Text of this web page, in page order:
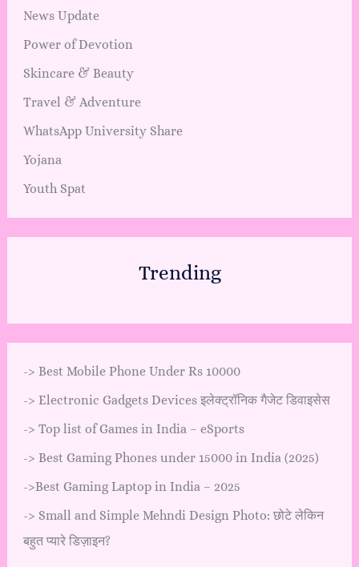
News Update
Power of Devotion
Skincare & Beauty
Travel & Adventure
WhatsApp University Share
Yojana
Youth Spat
Trending
-> Best Mobile Phone Under Rs 10000
-> Electronic Gadgets Devices इलेक्ट्रॉनिक गैजेट डिवाइसेस
-> Top list of Games in India – eSports
-> Best Gaming Phones under 15000 in India (2025)
->Best Gaming Laptop in India – 2025
-> Small and Simple Mehndi Design Photo: छोटे लेकिन
बहुत प्यारे डिज़ाइन?